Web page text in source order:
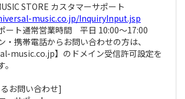
STORE カスタマーサポート
music.co.jp/InquiryInput.jsp
ート通常営業時間 平日 10:00～17:00
携帯電話からお問い合わせの方は、
music.co.jp】のドメイン受信許可設定を
お問い合わせ]